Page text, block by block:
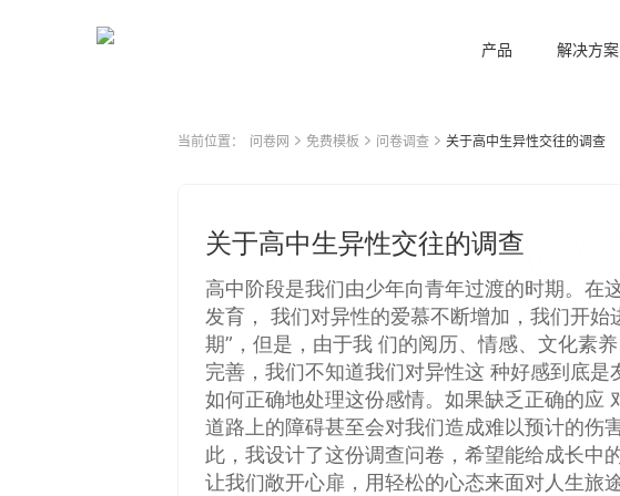
产品 解决方案
当前位置： 问卷网 免费模板 问卷调查 关于高中生异性交往的调查